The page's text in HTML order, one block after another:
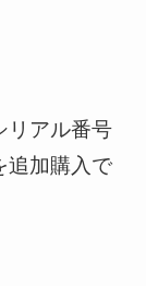
リアル番号
追加購入で